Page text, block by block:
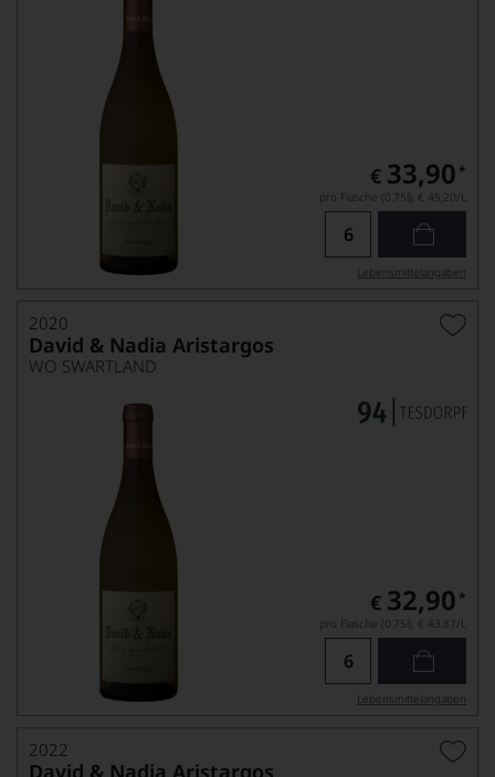
€ 33,90 *
pro Flasche (0.75l), € 45,20/L
Lebensmittel­angaben
2020
David & Nadia Aristargos
WO SWARTLAND
€ 32,90 *
pro Flasche (0.75l), € 43,87/L
Lebensmittel­angaben
2022